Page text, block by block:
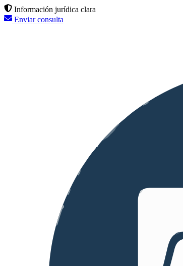
Información jurídica clara
Enviar consulta